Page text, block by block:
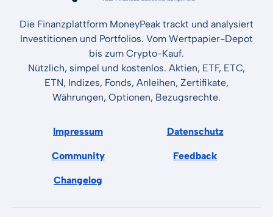
Die Finanzplattform MoneyPeak trackt und analysiert
Investitionen und Portfolios. Vom Wertpapier-Depot
bis zum Crypto-Kauf.
Nützlich, simpel und kostenlos. Aktien, ETF, ETC,
ETN, Indizes, Fonds, Anleihen, Zertifikate,
Währungen, Optionen, Bezugsrechte.
Impressum Datenschutz
Community Feedback
Changelog